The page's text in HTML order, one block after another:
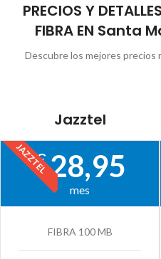
PRECIOS Y
FIBRA EN Santa
Descubre los mejores precios
Jazztel
JAZZTEL
€28,95
mes
FIBRA 100 MB